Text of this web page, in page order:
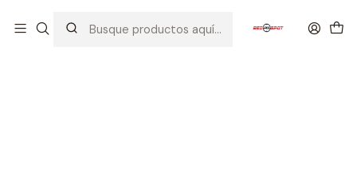
ENGRANAJES / ANTIREVERSALS / SHIMMING / BEARING
MODIFY RODAMIENTOS DE 7mm